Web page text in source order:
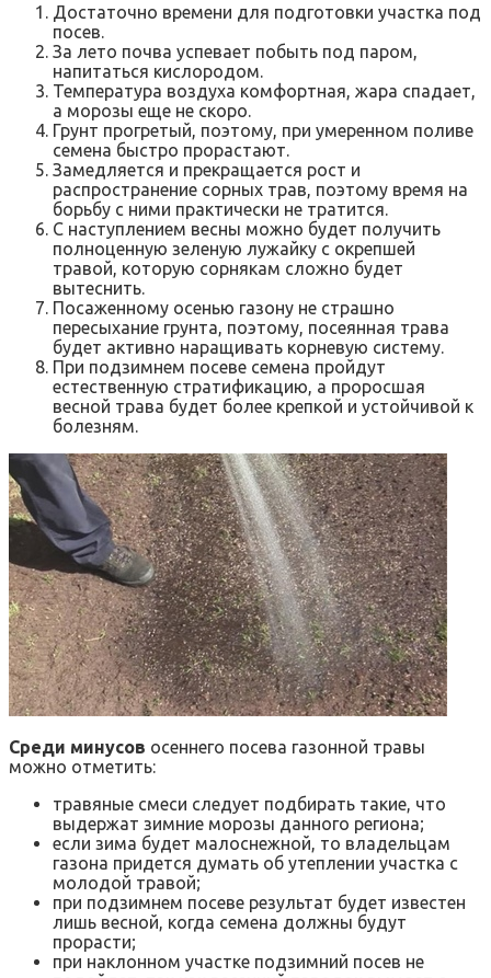
Достаточно времени для подготовки участка под
посев.
За лето почва успевает побыть под паром,
напитаться кислородом.
Температура воздуха комфортная, жара спадает,
а морозы еще не скоро.
Грунт прогретый, поэтому, при умеренном поливе
семена быстро прорастают.
Замедляется и прекращается рост и
распространение сорных трав, поэтому время на
борьбу с ними практически не тратится.
С наступлением весны можно будет получить
полноценную зеленую лужайку с окрепшей
травой, которую сорнякам сложно будет
вытеснить.
Посаженному осенью газону не страшно
пересыхание грунта, поэтому, посеянная трава
будет активно наращивать корневую систему.
При подзимнем посеве семена пройдут
естественную стратификацию, а проросшая
весной трава будет более крепкой и устойчивой к
болезням.
Среди минусов осеннего посева газонной травы
можно отметить:
травяные смеси следует подбирать такие, что
выдержат зимние морозы данного региона;
если зима будет малоснежной, то владельцам
газона придется думать об утеплении участка с
молодой травой;
при подзимнем посеве результат будет известен
лишь весной, когда семена должны будут
прорасти;
при наклонном участке подзимний посев не